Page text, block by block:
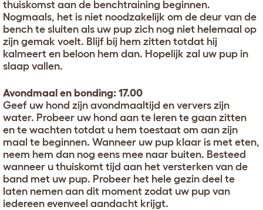
thuiskomst aan de benchtraining beginnen.
Nogmaals, het is niet noodzakelijk om de deur van de
bench te sluiten als uw pup zich nog niet helemaal op
zijn gemak voelt. Blijf bij hem zitten totdat hij
kalmeert en beloon hem dan. Hopelijk zal uw pup in
slaap vallen.
Avondmaal en bonding: 17.00
Geef uw hond zijn avondmaaltijd en ververs zijn
water. Probeer uw hond aan te leren te gaan zitten
en te wachten totdat u hem toestaat om aan zijn
maal te beginnen. Wanneer uw pup klaar is met eten,
neem hem dan nog eens mee naar buiten. Besteed
wanneer u thuiskomt tijd aan het versterken van de
band met uw pup. Probeer het hele gezin deel te
laten nemen aan dit moment zodat uw pup van
iedereen evenveel aandacht krijgt.